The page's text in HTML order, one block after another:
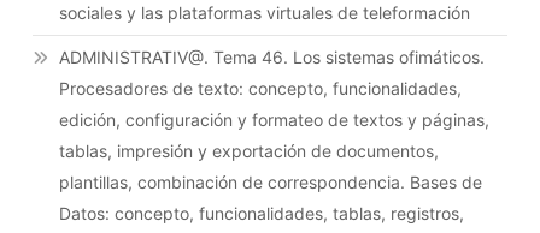
sociales y las plataformas virtuales de teleformación
ADMINISTRATIV@. Tema 46. Los sistemas ofimáticos.
Procesadores de texto: concepto, funcionalidades,
edición, configuración y formateo de textos y páginas,
tablas, impresión y exportación de documentos,
plantillas, combinación de correspondencia. Bases de
Datos: concepto, funcionalidades, tablas, registros,